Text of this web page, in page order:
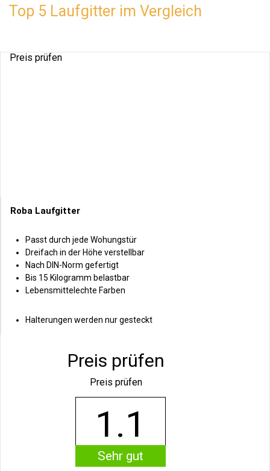
Top 5 Laufgitter im Vergleich
Preis prüfen
Roba Laufgitter
Passt durch jede Wohungstür
Dreifach in der Höhe verstellbar
Nach DIN-Norm gefertigt
Bis 15 Kilogramm belastbar
Lebensmittelechte Farben
Halterungen werden nur gesteckt
Preis prüfen
Preis prüfen
1.1
Sehr gut